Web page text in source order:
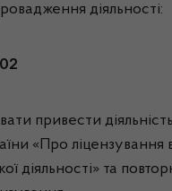
діяльності:
привести діяльність
«Про ліцензування
діяльності» та